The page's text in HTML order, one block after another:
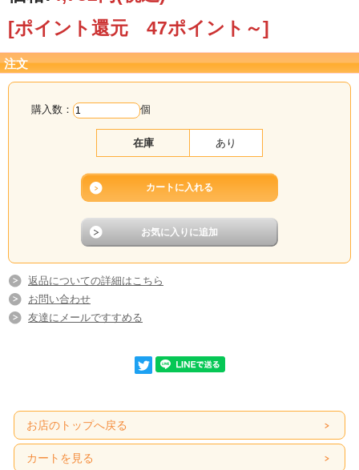
[ポイント還元 47ポイント～]
注文
購入数： 個
在庫 あり
返品についての詳細はこちら
お問い合わせ
友達にメールですすめる
お店のトップへ戻る
カートを見る